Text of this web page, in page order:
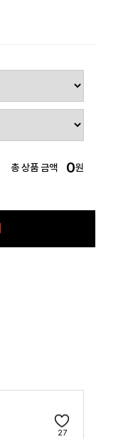
총 상품 금액 0원
27